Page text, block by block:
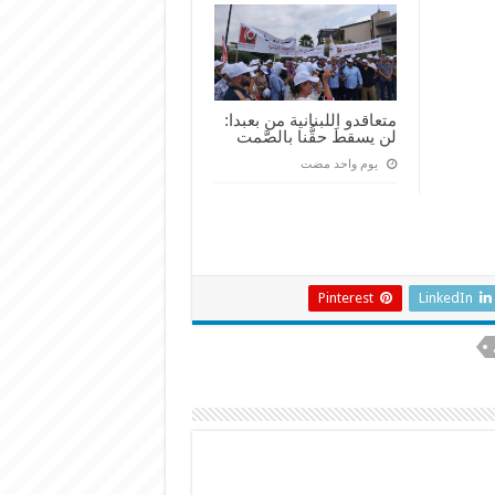
متعاقدو اللبنانية من بعبدا:
لن يسقطَ حقُّنا بالصَّمت
‏يوم واحد مضت
LinkedIn
Pinterest